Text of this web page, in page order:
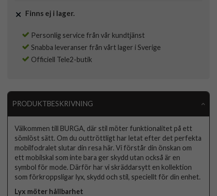
Finns ej i lager.
Personlig service från vår kundtjänst
Snabba leveranser från vårt lager i Sverige
Officiell Tele2-butik
PRODUKTBESKRIVNING
Välkommen till BURGA, där stil möter funktionalitet på ett
sömlöst sätt. Om du outtröttligt har letat efter det perfekta
mobilfodralet slutar din resa här. Vi förstår din önskan om
ett mobilskal som inte bara ger skydd utan också är en
symbol för mode. Därför har vi skräddarsytt en kollektion
som förkroppsligar lyx, skydd och stil, speciellt för din enhet.
Lyx möter hållbarhet